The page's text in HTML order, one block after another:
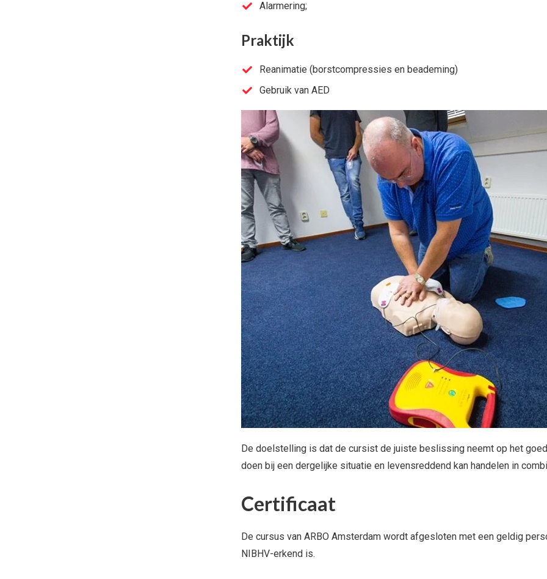
Alarmering;
Praktijk
Reanimatie (borstcompressies en beademing)
Gebruik van AED
De doelstelling is dat de cursist de juiste beslissing neemt op het
doen bij een dergelijke situatie en levensreddend kan handelen in
Certificaat
De cursus van ARBO Amsterdam wordt afgesloten met een geldig
NIBHV-erkend is.